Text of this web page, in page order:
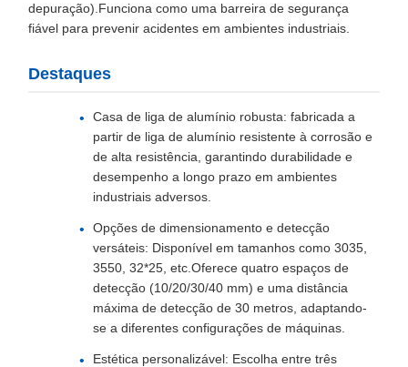
depuração).Funciona como uma barreira de segurança
fiável para prevenir acidentes em ambientes industriais.
Destaques
Casa de liga de alumínio robusta: fabricada a
partir de liga de alumínio resistente à corrosão e
de alta resistência, garantindo durabilidade e
desempenho a longo prazo em ambientes
industriais adversos.
Opções de dimensionamento e detecção
versáteis: Disponível em tamanhos como 3035,
3550, 32*25, etc.Oferece quatro espaços de
detecção (10/20/30/40 mm) e uma distância
máxima de detecção de 30 metros, adaptando-
se a diferentes configurações de máquinas.
Estética personalizável: Escolha entre três